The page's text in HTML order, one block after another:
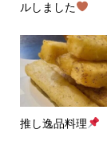
ルしました
推し逸品料理